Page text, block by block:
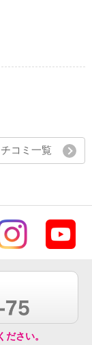
コミ一覧
さい。